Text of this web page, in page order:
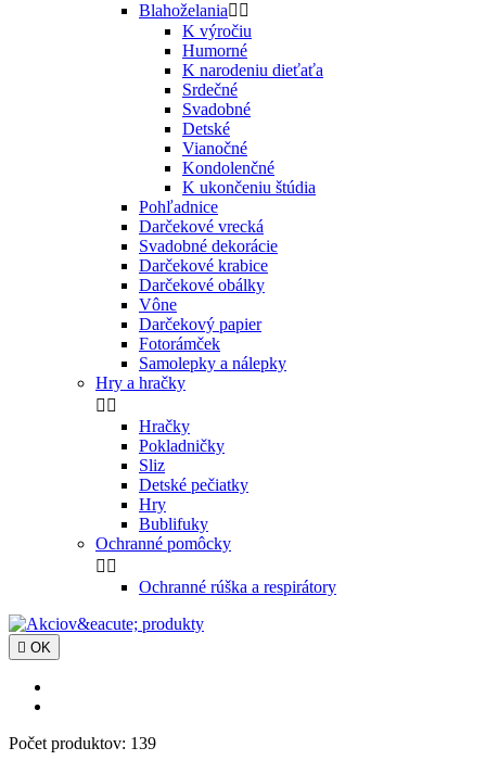
Blahoželania 
K výročiu
Humorné
K narodeniu dieťaťa
Srdečné
Svadobné
Detské
Vianočné
Kondolenčné
K ukončeniu štúdia
Pohľadnice
Darčekové vrecká
Svadobné dekorácie
Darčekové krabice
Darčekové obálky
Vône
Darčekový papier
Fotorámček
Samolepky a nálepky
Hry a hračky
 
Hračky
Pokladničky
Sliz
Detské pečiatky
Hry
Bublifuky
Ochranné pomôcky
 
Ochranné rúška a respirátory
 OK
Počet produktov: 139